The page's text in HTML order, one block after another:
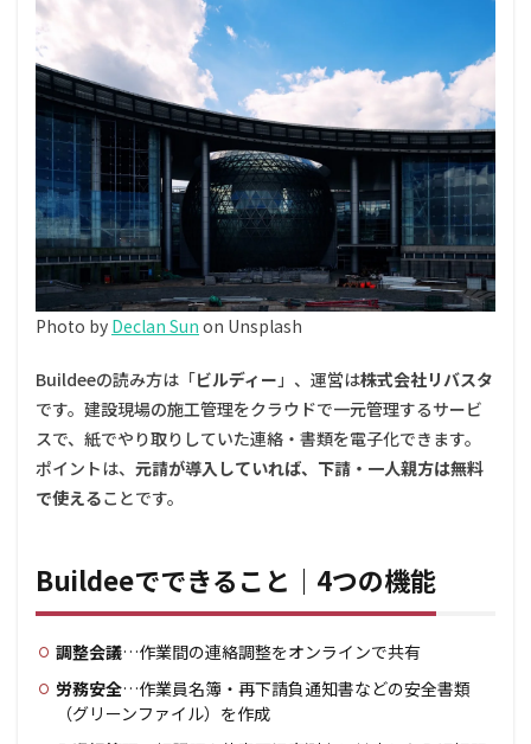
ること
｜4つ
の機能
Buildee
の料金
｜協力
会社は
完全無
料、元
請は有
料
Buildee
と
CCUS・
グリー
トの関
係
はどん
6
よ
くある
質問
（FAQ）
Photo by Declan Sun on Unsplash
Buildeeの読み方は「ビルディー」、運営は株式会社リバスタ
です。建設現場の施工管理をクラウドで一元管理するサービ
スで、紙でやり取りしていた連絡・書類を電子化できます。
ポイントは、 元請が導入していれば、下請・一人親方は無料
で使えることです。
Buildeeでできること｜4つの機能
調整会議…作業間の連絡調整をオンラインで共有
労務安全…作業員名簿・再下請負通知書などの安全書類
（グリーンファイル）を作成